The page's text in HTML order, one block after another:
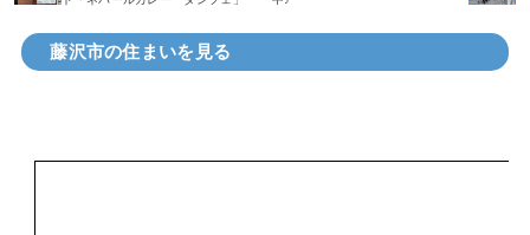
藤沢市の住まいを見る